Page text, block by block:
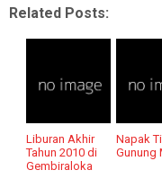
Related Posts:
Liburan Akhir
Tahun 2010 di
Gembiraloka
Napak
Gunung